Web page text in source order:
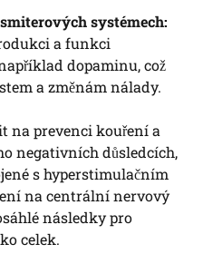
systémech:
a funkci
dopaminu, což
a změnám nálady.
na prevenci kouření a
negativních důsledcích,
s hyperstimulačním
na centrální nervový
následky pro
celek.